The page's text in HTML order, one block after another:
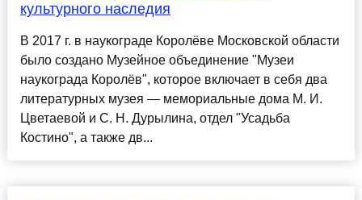
культурного наследия
В 2017 г. в наукограде Королёве Московской области
было создано Музейное объединение "Музеи
наукограда Королёв", которое включает в себя два
литературных музея — мемориальные дома М. И.
Цветаевой и С. Н. Дурылина, отдел "Усадьба
Костино", а также дв...